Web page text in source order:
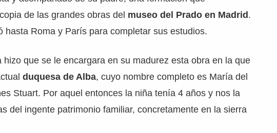
de las grandes obras del museo del Prado en Madrid .
hasta Roma y París para completar sus estudios.
hizo que se le encargara en su madurez esta obra en la que
duquesa de Alba, cuyo nombre completo es María del
Stuart. Por aquel entonces la niña tenía 4 años y nos la
del ingente patrimonio familiar, concretamente en la sierra